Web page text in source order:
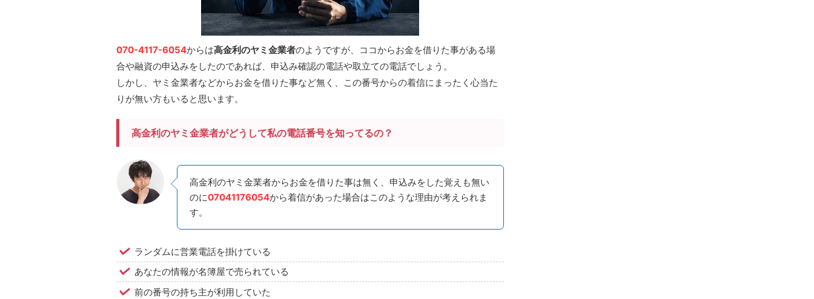
070-4117-6054からは高金利のヤミ金業者のようですが、ココからお金を借りた事がある場
合や融資の申込みをしたのであれば、申込み確認の電話や取立ての電話でしょう。
しかし、ヤミ金業者などからお金を借りた事など無く、この番号からの着信にまったく心当た
りが無い方もいると思います。
高金利のヤミ金業者がどうして私の電話番号を知ってるの？
高金利のヤミ金業者からお金を借りた事は無く、申込みをした覚えも無い
のに07041176054から着信があった場合はこのような理由が考えられま
す。
ランダムに営業電話を掛けている
あなたの情報が名簿屋で売られている
前の番号の持ち主が利用していた